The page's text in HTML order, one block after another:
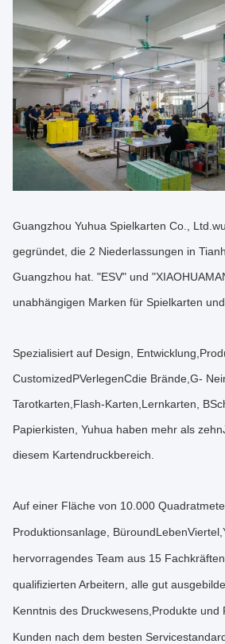
Guangzhou Yuhua Spielkarten Co., Ltd.
gegründet, die 2 Niederlassungen in
Guangzhou hat. "ESV" und
unabhängigen Marken für Spielkarten
Spezialisiert auf Design, Entwicklung
CustomizedPVerlegenCdie Brände, G-
Tarotkarten, Flash-Karten, Lernkarten , B
Papierkisten, Yuhua haben mehr als zehn
diesem Kartendruckbereich.
Auf einer Fläche von 10.000
Produktionsanlage, BüroundLebenViertel
hervorragendes Team aus 15
qualifizierten Arbeitern, alle gut
Kenntnis des Druckwesens,Produkte und
Kunden nach dem besten